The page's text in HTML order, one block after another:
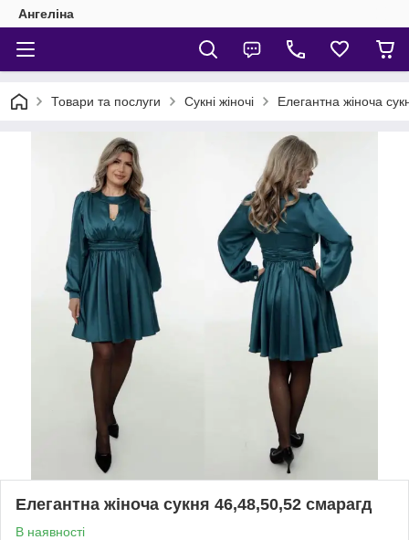
Ангеліна
Товари та послуги Сукні жіночі Елегантна жіноча
Елегантна жіноча сукня 46,48,50,52 смарагд
В наявності